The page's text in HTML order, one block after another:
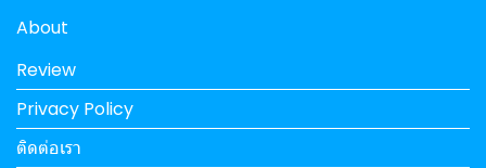
About
Review
Privacy Policy
ติดต่อเรา